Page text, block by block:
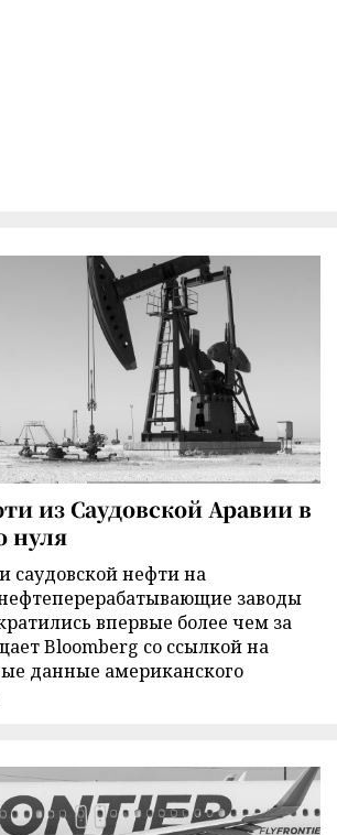
из Саудовской Аравии в
нуля
саудовской нефти на
заводы
впервые более чем за
Bloomberg со ссылкой на
данные американского